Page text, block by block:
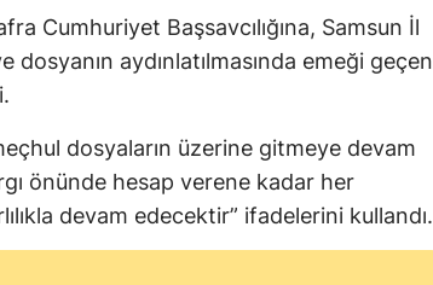
Cumhuriyet Başsavcılığına, Samsun İl
aydınlatılmasında emeği geçen
dosyaların üzerine gitmeye devam
önünde hesap verene kadar her
devam edecektir” ifadelerini kullandı.